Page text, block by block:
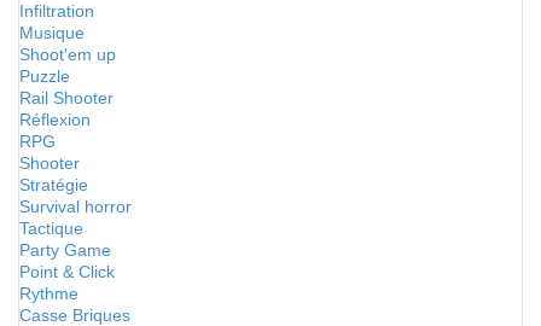
Infiltration
Musique
Shoot'em up
Puzzle
Rail Shooter
Réflexion
RPG
Shooter
Stratégie
Survival horror
Tactique
Party Game
Point & Click
Rythme
Casse Briques